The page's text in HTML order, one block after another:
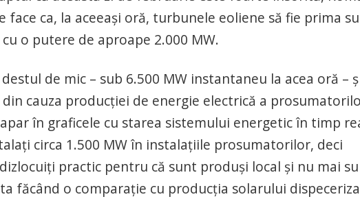
face ca, la aceeași oră, turbunele eoliene să fie prima
o putere de aproape 2.000 MW.
de mic – sub 6.500 MW instantaneu la acea oră –
cauza producției de energie electrică a
în graficele cu starea sistemului energetic în timp
circa 1.500 MW în instalațiile prosumatorilor, deci
practic pentru că sunt produși local și nu mai
făcând o comparație cu producția solarului